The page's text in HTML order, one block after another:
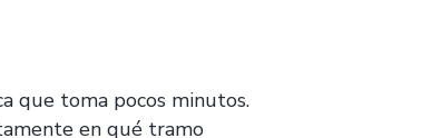
que toma pocos minutos.
en qué tramo